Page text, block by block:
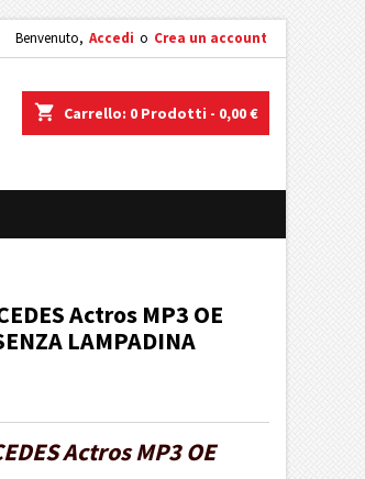
Benvenuto, Accedi o Crea un account
shopping_cart Carrello: 0 Prodotti - 0,00 €
Actros MP3 OE
LAMPADINA
Actros MP3 OE